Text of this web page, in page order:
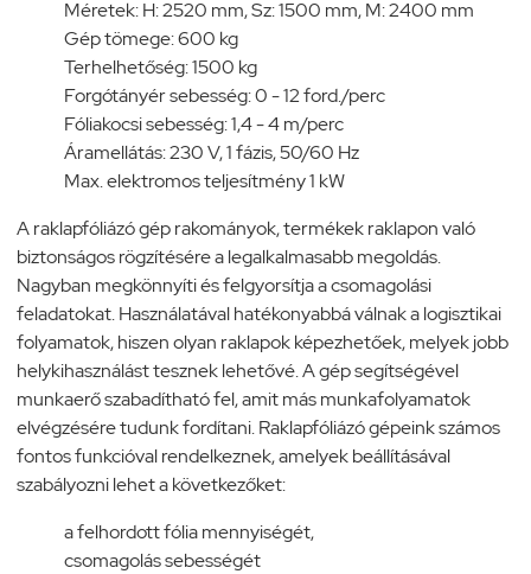
Méretek: H: 2520 mm, Sz: 1500 mm, M: 2400 mm
Gép tömege: 600 kg
Terhelhetőség: 1500 kg
Forgótányér sebesség: 0 - 12 ford./perc
Fóliakocsi sebesség: 1,4 - 4 m/perc
Áramellátás: 230 V, 1 fázis, 50/60 Hz
Max. elektromos teljesítmény 1 kW
A raklapfóliázó gép rakományok, termékek raklapon való
biztonságos rögzítésére a legalkalmasabb megoldás.
Nagyban megkönnyíti és felgyorsítja a csomagolási
feladatokat. Használatával hatékonyabbá válnak a logisztikai
folyamatok, hiszen olyan raklapok képezhetőek, melyek jobb
helykihasználást tesznek lehetővé. A gép segítségével
munkaerő szabadítható fel, amit más munkafolyamatok
elvégzésére tudunk fordítani. Raklapfóliázó gépeink számos
fontos funkcióval rendelkeznek, amelyek beállításával
szabályozni lehet a következőket:
a felhordott fólia mennyiségét,
csomagolás sebességét